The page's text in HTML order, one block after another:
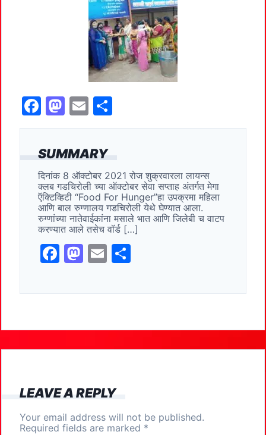
SUMMARY
दिनांक 8 ऑक्टोबर 2021 रोज शुक्रवारला लायन्स
क्लब गडचिरोली च्या ऑक्टोबर सेवा सप्ताह अंतर्गत मेगा
ऍक्टिव्हिटी “Food For Hunger”हा उपक्रमा महिला
आणि बाल रुग्णालय गडचिरोली येथे घेण्यात आला.
रुग्णांच्या नातेवाईकांना मसाले भात आणि जिलेबी च वाटप
करण्यात आले तसेच वॉर्ड […]
F
c
b
o
k
M
st
d
o
E
ai ar
F
a
c
e
b
o
o
k
M
a
st
o
d
o
n
E
m
ai
l
h
LEAVE A REPLY
Your email address will not be published.
Required fields are marked *